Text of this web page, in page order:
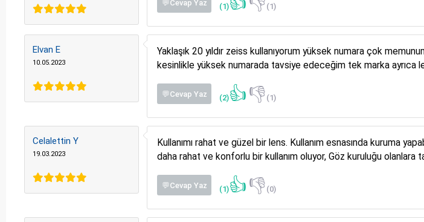
💬Cevap Yaz (1) (1)
Elvan E
10.05.2023
Yaklaşık 20 yıldır zeiss kullanıyorum yüksek numara çok
kesinlikle yüksek numarada tavsiye edeceğim tek marka
💬Cevap Yaz (2)👍👎 (1)
Celalettin Y
19.03.2023
Kullanımı rahat ve güzel bir lens. Kullanım esnasında kuruma
daha rahat ve konforlu bir kullanım oluyor, Göz kuruluğu olanlara
💬Cevap Yaz (1)👍👎 (0)